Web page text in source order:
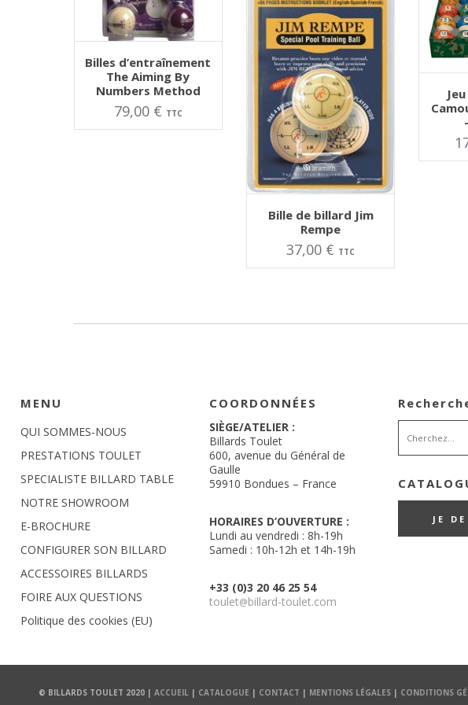
Billes d’entraînement
The Aiming By
Numbers Method
79,00 € TTC
Bille de billard Jim
Rempe
37,00 € TTC
MENU
QUI SOMMES-NOUS
PRESTATIONS TOULET
SPECIALISTE BILLARD TABLE
NOTRE SHOWROOM
E-BROCHURE
CONFIGURER SON BILLARD
ACCESSOIRES BILLARDS
FOIRE AUX QUESTIONS
Politique des cookies (EU)
COORDONNÉES
SIÈGE/ATELIER :
Billards Toulet
600, avenue du Général de
Gaulle
59910 Bondues – France
HORAIRES D’OUVERTURE :
Lundi au vendredi : 8h-19h
Samedi : 10h-12h et 14h-19h
+33 (0)3 20 46 25 54
toulet@billard-toulet.com
JE
© BILLARDS TOULET 2020 | ACCUEIL| CATALOGUE | CONTACT | MENTIONS LÉGALES| CONDITIONS